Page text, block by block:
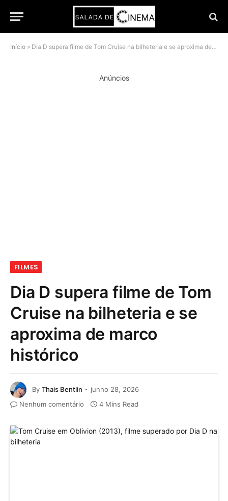
Início » Dia D supera filme de Tom Cruise na bilheteria e se aproxima de marco histórico
Anúncios
FILMES
Dia D supera filme de Tom
Cruise na bilheteria e se
aproxima de marco
histórico
By Thais Bentlin
junho 28, 2026
Nenhum comentário
4 Mins Read